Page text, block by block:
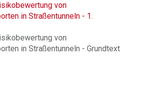
von
in Straßentunneln - 1.
von
in Straßentunneln - Grundtext